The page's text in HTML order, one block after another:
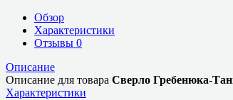
Обзор
Характеристики
Отзывы 0
Описание
Описание для товара Сверло Гребенюка-
Характеристики